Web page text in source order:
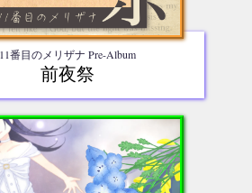
11番目のメリザナ Pre-Album
前夜祭